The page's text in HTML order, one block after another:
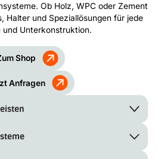
Ob Holz, WPC oder Zement
Halter und Speziallösungen für jede
und Unterkonstruktion.
Shop
Anfragen